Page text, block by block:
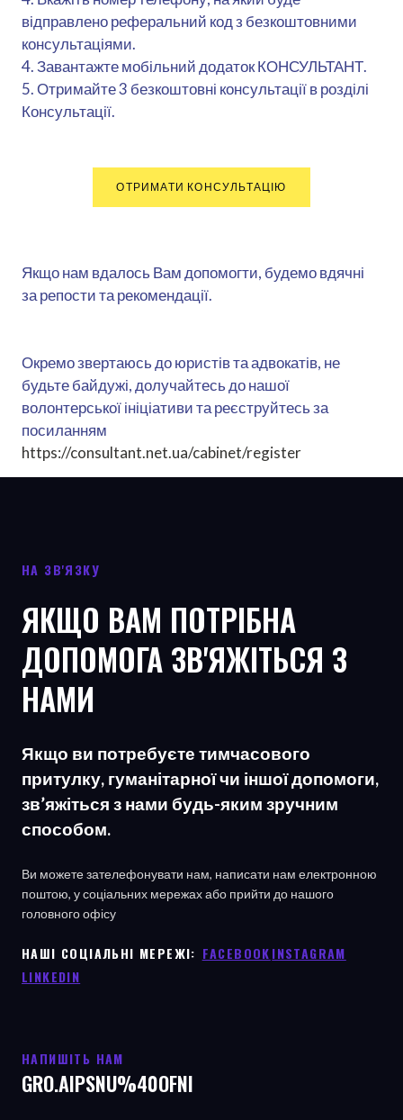
відправлено реферальний код з безкоштовними
консультаціями.
4. Завантажте мобільний додаток КОНСУЛЬТАНТ.
5. Отримайте 3 безкоштовні консультації в розділі
Консультації.
ОТРИМАТИ КОНСУЛЬТАЦІЮ
Якщо нам вдалось Вам допомогти, будемо вдячні
за репости та рекомендації.
Окремо звертаюсь до юристів та адвокатів, не
будьте байдужі, долучайтесь до нашої
волонтерської ініціативи та реєструйтесь за
посиланням
https://consultant.net.ua/cabinet/register
НА ЗВ'ЯЗКУ
ЯКЩО ВАМ ПОТРІБНА
ДОПОМОГА ЗВ'ЯЖІТЬСЯ З
НАМИ
Якщо ви потребуєте тимчасового
притулку, гуманітарної чи іншої допомоги,
зв’яжіться з нами будь-яким зручним
способом.
Ви можете зателефонувати нам, написати нам електронною
поштою, у соціальних мережах або прийти до нашого
головного офісу
НАШІ СОЦІАЛЬНІ МЕРЕЖІ: ㅤ FACEBOOKINSTAGRAM
LINKEDIN
НАПИШІТЬ НАМ
INFO@UNSPIA.ORG